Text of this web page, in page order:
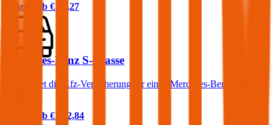
Prämie ab € 63,27
Mercedes-Benz S-Klasse
Was kostet die Kfz-Versicherung für einen Mercedes-Benz S-
Prämie ab € 192,84